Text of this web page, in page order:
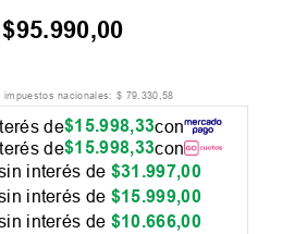
$95.990,00
impuestos nacionales: $ 79.330,58
de$15.998,33con
de$15.998,33con
interés de $31 .997,00
interés de $15.999,00
interés de $10.666,00